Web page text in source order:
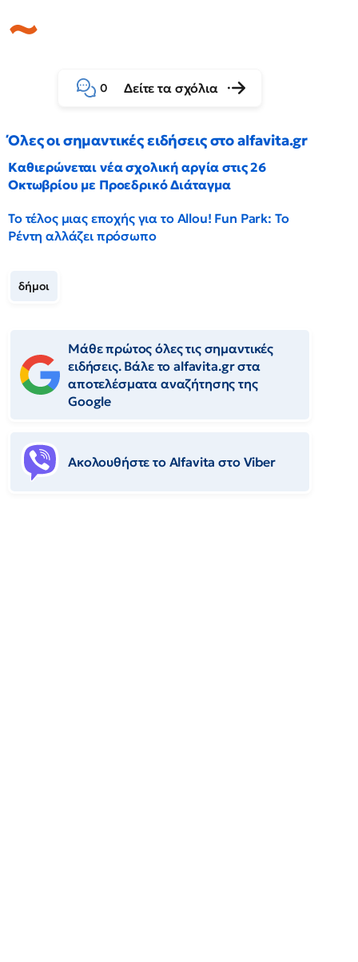
0 Δείτε τα σχόλια
Όλες οι σημαντικές ειδήσεις στο alfavita.gr
Καθιερώνεται νέα σχολική αργία στις 26
Οκτωβρίου με Προεδρικό Διάταγμα
Το τέλος μιας εποχής για το Allou! Fun Park: Το
Ρέντη αλλάζει πρόσωπο
δήμοι
Μάθε πρώτος όλες τις σημαντικές
ειδήσεις. Βάλε το alfavita.gr στα
αποτελέσματα αναζήτησης της
Google
Ακολουθήστε το Αlfavita στο Viber